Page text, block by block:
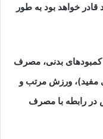
خواهد بود به طور
بدنی، مصرف
مفید)، ورزش مرتب و
رابطه با مصرف